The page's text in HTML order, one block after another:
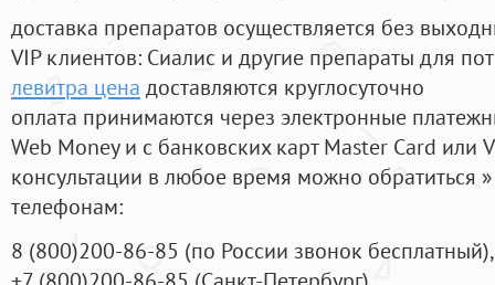
доставка препаратов осуществляется без
VIP клиентов: Сиалис и другие препараты для
левитра цена доставляются круглосуточно
оплата принимаются через электронные
Web Money и с банковских карт Master Card или
консультации в любое время можно обратиться
телефонам:
8 (800)200-86-85 (по России звонок бесплатный),